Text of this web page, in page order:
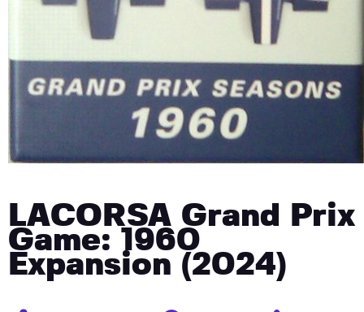
LACORSA Grand Prix
Game: 1960
Expansion (2024)